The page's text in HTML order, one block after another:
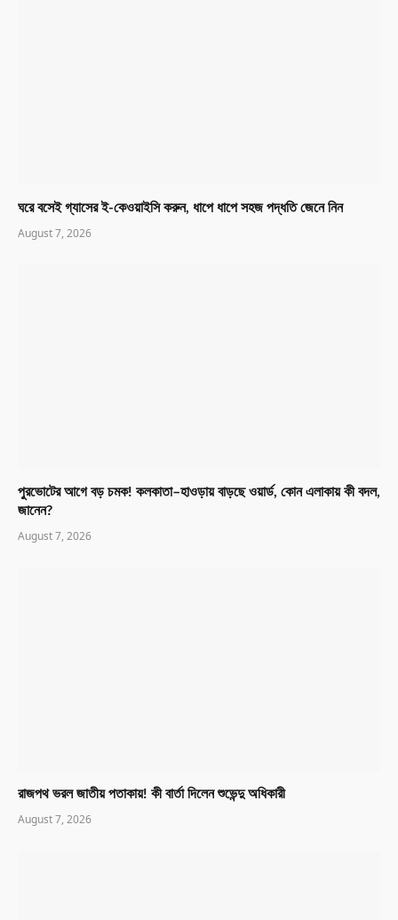
ঘরে বসেই গ্যাসের ই-কেওয়াইসি করুন, ধাপে ধাপে সহজ পদ্ধতি জেনে নিন
August 7, 2026
পুরভোটের আগে বড় চমক! কলকাতা–হাওড়ায় বাড়ছে ওয়ার্ড, কোন এলাকায় কী বদল,
জানেন?
August 7, 2026
রাজপথ ভরল জাতীয় পতাকায়! কী বার্তা দিলেন শুভেন্দু অধিকারী
August 7, 2026